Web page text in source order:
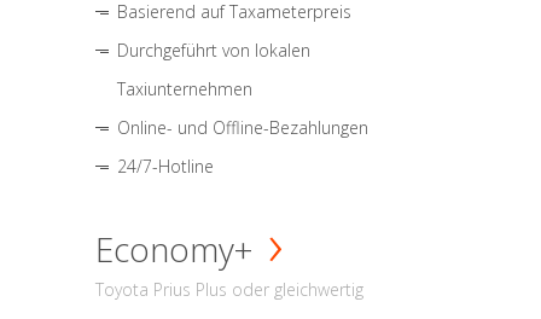
Basierend auf Taxameterpreis
Durchgeführt von lokalen
Taxiunternehmen
Online- und Offline-Bezahlungen
24/7-Hotline
Economy+
Toyota Prius Plus oder gleichwertig